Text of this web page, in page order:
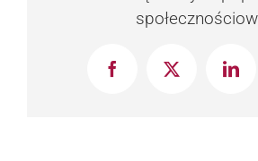
FacebookX